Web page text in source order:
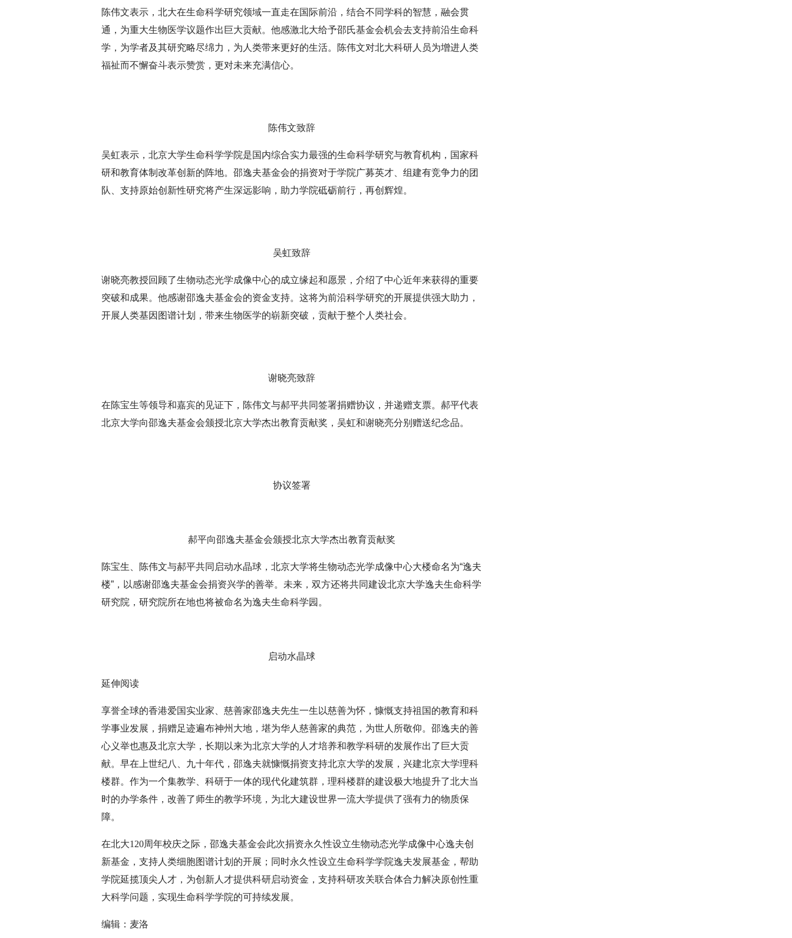
陈伟文表示，北大在生命科学研究领域一直走在国际前沿，结合不同学科的智慧，融会贯
通，为重大生物医学议题作出巨大贡献。他感激北大给予邵氏基金会机会去支持前沿生命科
学，为学者及其研究略尽绵力，为人类带来更好的生活。陈伟文对北大科研人员为增进人类
福祉而不懈奋斗表示赞赏，更对未来充满信心。
陈伟文致辞
吴虹表示，北京大学生命科学学院是国内综合实力最强的生命科学研究与教育机构，国家科
研和教育体制改革创新的阵地。邵逸夫基金会的捐资对于学院广募英才、组建有竞争力的团
队、支持原始创新性研究将产生深远影响，助力学院砥砺前行，再创辉煌。
吴虹致辞
谢晓亮教授回顾了生物动态光学成像中心的成立缘起和愿景，介绍了中心近年来获得的重要
突破和成果。他感谢邵逸夫基金会的资金支持。这将为前沿科学研究的开展提供强大助力，
开展人类基因图谱计划，带来生物医学的崭新突破，贡献于整个人类社会。
谢晓亮致辞
在陈宝生等领导和嘉宾的见证下，陈伟文与郝平共同签署捐赠协议，并递赠支票。郝平代表
北京大学向邵逸夫基金会颁授北京大学杰出教育贡献奖，吴虹和谢晓亮分别赠送纪念品。
协议签署
郝平向邵逸夫基金会颁授北京大学杰出教育贡献奖
陈宝生、陈伟文与郝平共同启动水晶球，北京大学将生物动态光学成像中心大楼命名为“逸夫
楼”，以感谢邵逸夫基金会捐资兴学的善举。未来，双方还将共同建设北京大学逸夫生命科学
研究院，研究院所在地也将被命名为逸夫生命科学园。
启动水晶球
延伸阅读
享誉全球的香港爱国实业家、慈善家邵逸夫先生一生以慈善为怀，慷慨支持祖国的教育和科
学事业发展，捐赠足迹遍布神州大地，堪为华人慈善家的典范，为世人所敬仰。邵逸夫的善
心义举也惠及北京大学，长期以来为北京大学的人才培养和教学科研的发展作出了巨大贡
献。早在上世纪八、九十年代，邵逸夫就慷慨捐资支持北京大学的发展，兴建北京大学理科
楼群。作为一个集教学、科研于一体的现代化建筑群，理科楼群的建设极大地提升了北大当
时的办学条件，改善了师生的教学环境，为北大建设世界一流大学提供了强有力的物质保
障。
在北大120周年校庆之际，邵逸夫基金会此次捐资永久性设立生物动态光学成像中心逸夫创
新基金，支持人类细胞图谱计划的开展；同时永久性设立生命科学学院逸夫发展基金，帮助
学院延揽顶尖人才，为创新人才提供科研启动资金，支持科研攻关联合体合力解决原创性重
大科学问题，实现生命科学学院的可持续发展。
编辑：麦洛